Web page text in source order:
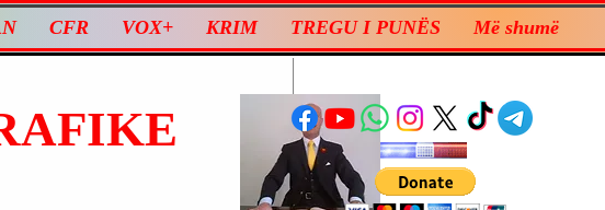
CFR VOX+ KRIM TREGU I PUNËS Më shumë